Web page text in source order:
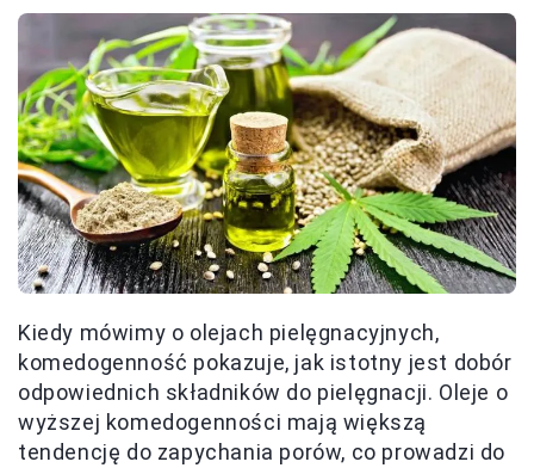
Kiedy mówimy o olejach pielęgnacyjnych,
komedogenność pokazuje, jak istotny jest dobór
odpowiednich składników do pielęgnacji. Oleje o
wyższej komedogenności mają większą
tendencję do zapychania porów, co prowadzi do